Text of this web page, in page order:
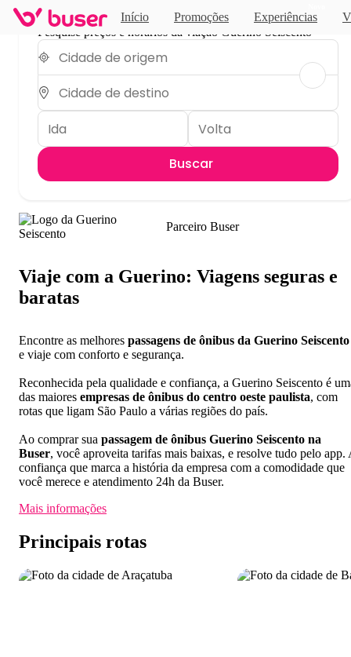
Início Promoções Experiências
Pesquise preços e horários da viação Guerino Seiscento
Buscar
Parceiro Buser
Viaje com a Guerino: Viagens seguras e
baratas
Encontre as melhores passagens de ônibus da Guerino Seiscento
e viaje com conforto e segurança.
Reconhecida pela qualidade e confiança, a Guerino Seiscento é
das maiores empresas de ônibus do centro oeste paulista, com
rotas que ligam São Paulo a várias regiões do país.
Ao comprar sua passagem de ônibus Guerino Seiscento na
Buser, você aproveita tarifas mais baixas, e resolve tudo pelo app.
confiança que marca a história da empresa com a comodidade que
você merece e atendimento 24h da Buser.
Mais informações
Principais rotas